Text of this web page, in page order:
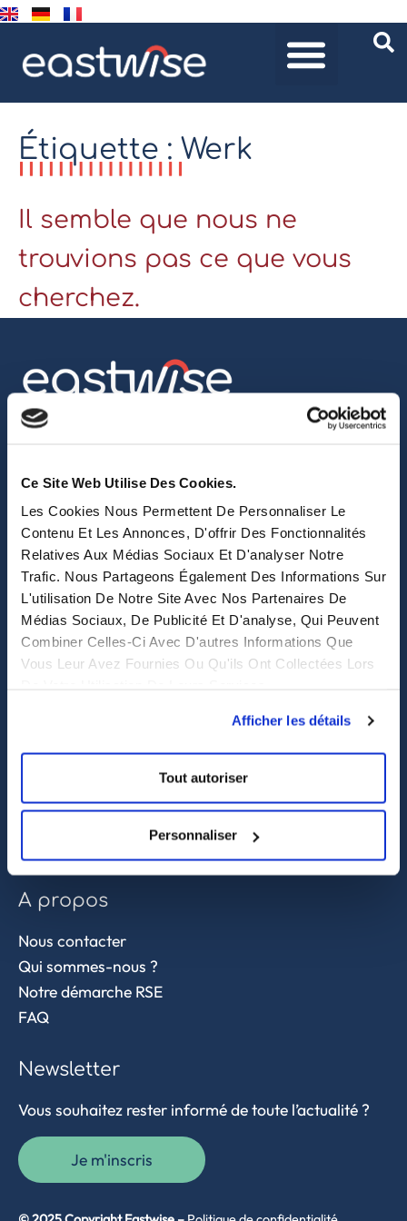
Ce Site Web Utilise Des Cookies.
Les Cookies Nous Permettent De Personnaliser Le
Contenu Et Les Annonces, D'offrir Des Fonctionnalités
Relatives Aux Médias Sociaux Et D'analyser Notre
Trafic. Nous Partageons Également Des Informations Sur
L'utilisation De Notre Site Avec Nos Partenaires De
Médias Sociaux, De Publicité Et D'analyse, Qui Peuvent
Combiner Celles-Ci Avec D'autres Informations Que
Vous Leur Avez Fournies Ou Qu'ils Ont Collectées Lors
Afficher les détails
Tout autoriser
Personnaliser
Étiquette : Werk
Il semble que nous ne
trouvions pas ce que vous
cherchez.
(+852) 3621 0156
308 Des Voeux Rd Central – Unit 2607, 26/F
308, Des Voeux Road, Hong Kong
eastwise
Purchasing solutions
Procurement solutions
Services
Sourcing et achat en Asie
Supply chain et approvisionnement
A propos
Nous contacter
Qui sommes-nous ?
Notre démarche RSE
FAQ
Newsletter
Vous souhaitez rester informé de toute l’actualité ?
Je m'inscris